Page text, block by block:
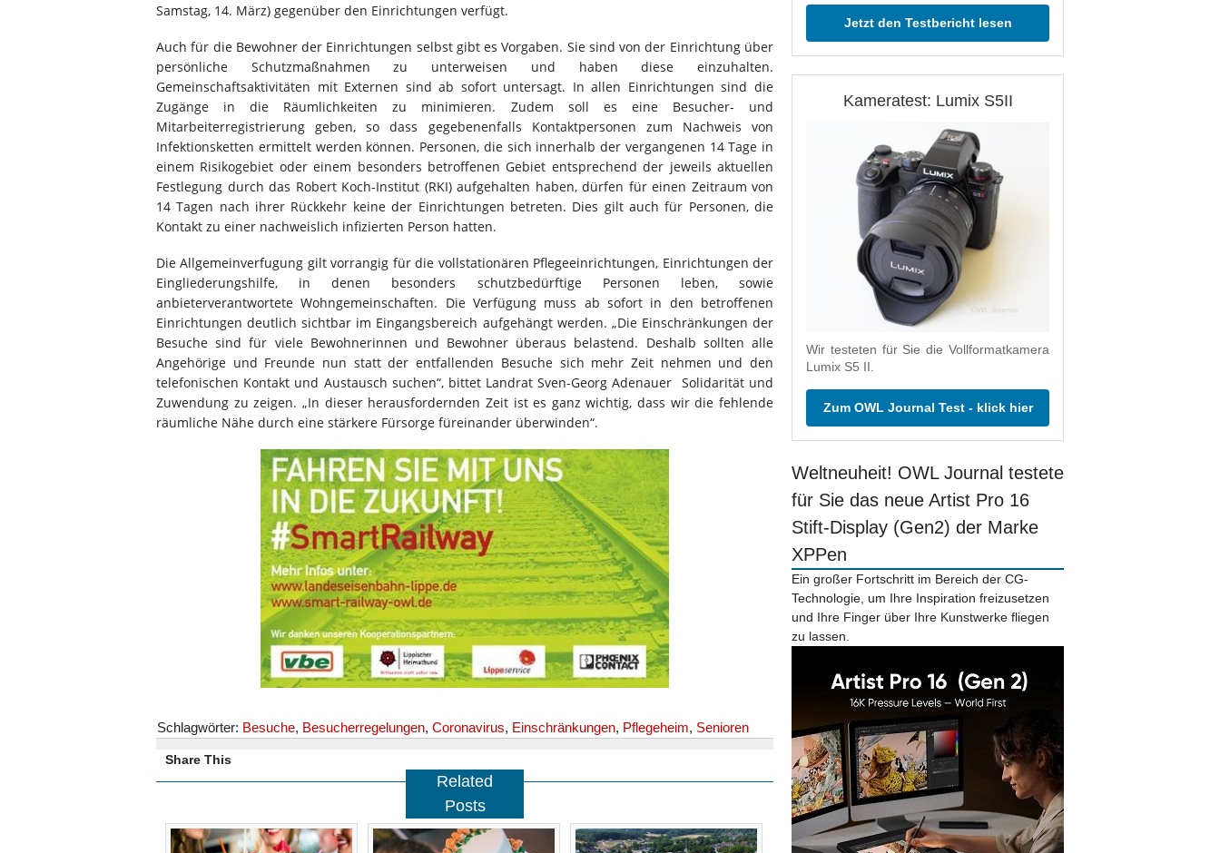
Samstag, 14. März) gegenüber den Einrichtungen verfügt.
Auch für die Bewohner der Einrichtungen selbst gibt es Vorgaben. Sie sind von der Einrichtung über
persönliche Schutzmaßnahmen zu unterweisen und haben diese einzuhalten.
Gemeinschaftsaktivitäten mit Externen sind ab sofort untersagt. In allen Einrichtungen sind die
Zugänge in die Räumlichkeiten zu minimieren. Zudem soll es eine Besucher- und
Mitarbeiterregistrierung geben, so dass gegebenenfalls Kontaktpersonen zum Nachweis von
Infektionsketten ermittelt werden können. Personen, die sich innerhalb der vergangenen 14 Tage in
einem Risikogebiet oder einem besonders betroffenen Gebiet entsprechend der jeweils aktuellen
Festlegung durch das Robert Koch-Institut (RKI) aufgehalten haben, dürfen für einen Zeitraum von
14 Tagen nach ihrer Rückkehr keine der Einrichtungen betreten. Dies gilt auch für Personen, die
Kontakt zu einer nachweislich infizierten Person hatten.
Die Allgemeinverfugung gilt vorrangig für die vollstationären Pflegeeinrichtungen, Einrichtungen der
Eingliederungshilfe, in denen besonders schutzbedürftige Personen leben, sowie
anbieterverantwortete Wohngemeinschaften. Die Verfügung muss ab sofort in den betroffenen
Einrichtungen deutlich sichtbar im Eingangsbereich aufgehängt werden. „Die Einschränkungen der
Besuche sind für viele Bewohnerinnen und Bewohner überaus belastend. Deshalb sollten alle
Angehörige und Freunde nun statt der entfallenden Besuche sich mehr Zeit nehmen und den
telefonischen Kontakt und Austausch suchen“, bittet Landrat Sven-Georg Adenauer Solidarität und
Zuwendung zu zeigen. „In dieser herausfordernden Zeit ist es ganz wichtig, dass wir die fehlende
räumliche Nähe durch eine stärkere Fürsorge füreinander überwinden“.
Schlagwörter: Besuche, Besucherregelungen, Coronavirus, Einschränkungen, Pflegeheim, Senioren
Share This
Related
Posts
Jetzt den Testbericht lesen
Kameratest: Lumix S5II
Wir testeten für Sie die Vollformatkamera
Lumix S5 II.
Zum OWL Journal Test - klick hier
Weltneuheit! OWL Journal testete
für Sie das neue Artist Pro 16
Stift-Display (Gen2) der Marke
XPPen
Ein großer Fortschritt im Bereich der CG-
Technologie, um Ihre Inspiration freizusetzen
und Ihre Finger über Ihre Kunstwerke fliegen
zu lassen.